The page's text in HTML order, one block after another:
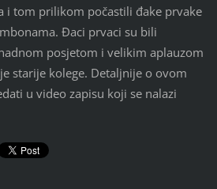
i tom prilikom počastili đake prvake
Đaci prvaci su bili
posjetom i velikim aplauzom
starije kolege. Detaljnije o ovom
u video zapisu koji se nalazi